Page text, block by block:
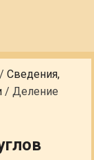
/Сведения,
/Деление